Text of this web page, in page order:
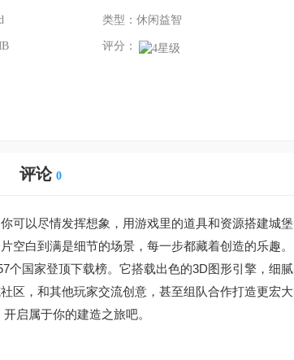
类型：休闲益智
评分：
评论 0
可以尽情发挥想象，用游戏里的道具和资源搭建城堡
空白到满是细节的场景，每一步都藏着创造的乐趣
个国家登顶下载榜。它搭载出色的3D图形引擎，细
区，和其他玩家交流创意，甚至组队合作打造更宏
启属于你的建造之旅吧。